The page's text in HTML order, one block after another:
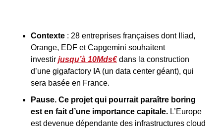
Contexte : 28 entreprises françaises dont Iliad,
Orange, EDF et Capgemini souhaitent
investir jusqu’à 10Mds€ dans la construction
d’une gigafactory IA (un data center géant), qui
sera basée en France.
Pause. Ce projet qui pourrait paraître boring
est en fait d’une importance capitale. L’Europe
est devenue dépendante des infrastructures cloud